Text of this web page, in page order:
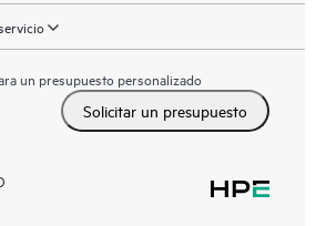
un presupuesto personalizado
Solicitar un presupuesto